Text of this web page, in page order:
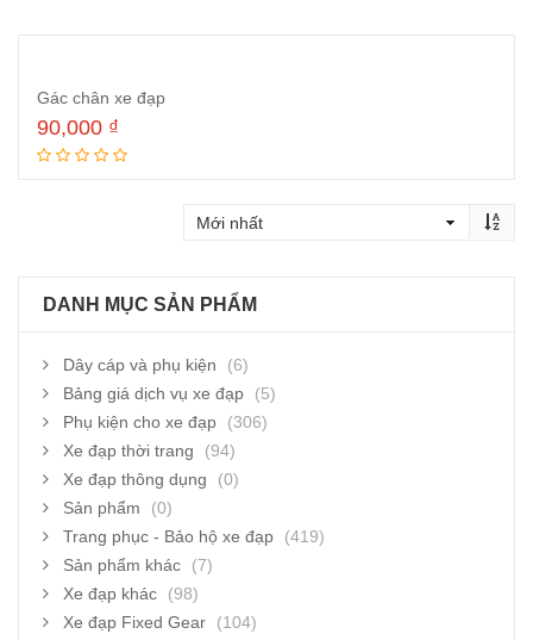
Gác chân xe đạp
90,000 ₫
DANH MỤC SẢN PHẨM
Dây cáp và phụ kiện
(6)
Bảng giá dịch vụ xe đạp
(5)
Phụ kiện cho xe đạp
(306)
Xe đạp thời trang
(94)
Xe đạp thông dụng
(0)
Sản phẩm
(0)
Trang phục - Bảo hộ xe đạp
(419)
Sản phẩm khác
(7)
Xe đạp khác
(98)
Xe đạp Fixed Gear
(104)